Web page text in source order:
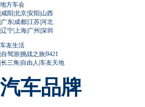
地方车会
|咸阳|北京|安阳|山西
|广东|成都|江苏|河北
|辽宁| 上海|广州 |深圳
车友生活
|自驾游|挑战之旅|9421
|长三角 |自由人 |车友天地
汽车品牌